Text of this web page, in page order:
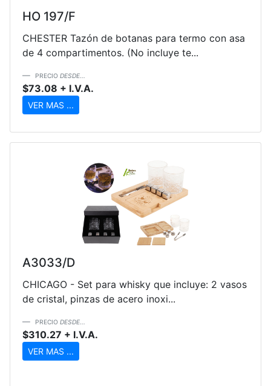
HO 197/F
CHESTER Tazón de botanas para termo con asa
de 4 compartimentos. (No incluye te...
PRECIO DESDE...
$73.08 + I.V.A.
VER MAS ...
A3033/D
CHICAGO - Set para whisky que incluye: 2 vasos
de cristal, pinzas de acero inoxi...
PRECIO DESDE...
$310.27 + I.V.A.
VER MAS ...